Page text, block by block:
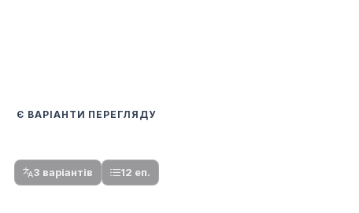
Є ВАРІАНТИ ПЕРЕГЛЯДУ
3 варіантів 12 еп.